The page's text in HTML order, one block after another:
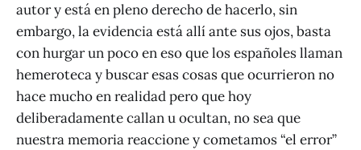
autor y está en pleno derecho de hacerlo, sin
embargo, la evidencia está allí ante sus ojos, basta
con hurgar un poco en eso que los españoles llaman
hemeroteca y buscar esas cosas que ocurrieron no
hace mucho en realidad pero que hoy
deliberadamente callan u ocultan, no sea que
nuestra memoria reaccione y cometamos “el error”